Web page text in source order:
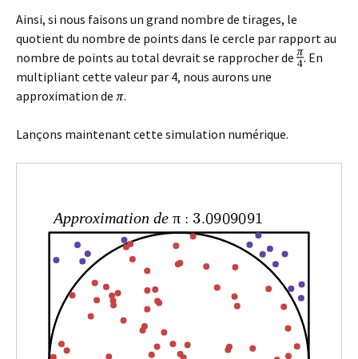
Ainsi, si nous faisons un grand nombre de tirages, le
quotient du nombre de points dans le cercle par rapport au
nombre de points au total devrait se rapprocher de
. En
multipliant cette valeur par 4, nous aurons une
approximation de
.
Lançons maintenant cette simulation numérique.